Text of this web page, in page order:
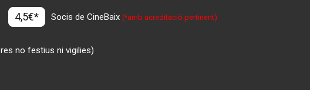
4,5€* Socis de CineBaix(*amb acreditació pertinent)
no festius ni vigilies)